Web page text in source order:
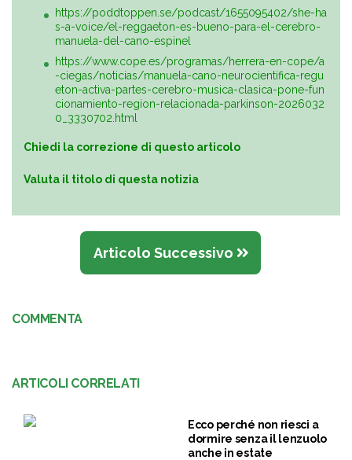
https://poddtoppen.se/podcast/1655095402/she-ha
s-a-voice/el-reggaeton-es-bueno-para-el-cerebro-
manuela-del-cano-espinel
https://www.cope.es/programas/herrera-en-cope/a
-ciegas/noticias/manuela-cano-neurocientifica-regu
eton-activa-partes-cerebro-musica-clasica-pone-fun
cionamiento-region-relacionada-parkinson-2026032
0_3330702.html
Chiedi la correzione di questo articolo
Valuta il titolo di questa notizia
Articolo Successivo
COMMENTA
ARTICOLI CORRELATI
Ecco perché non riesci a
dormire senza il lenzuolo
anche in estate